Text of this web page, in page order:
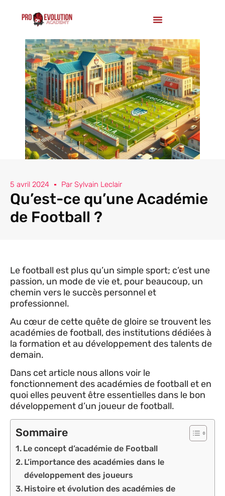
5 avril 2024 Par Sylvain Leclair
Qu’est-ce qu’une Académie
de Football ?
Le football est plus qu’un simple sport; c’est une
passion, un mode de vie et, pour beaucoup, un
chemin vers le succès personnel et
professionnel.
Au cœur de cette quête de gloire se trouvent les
académies de football, des institutions dédiées à
la formation et au développement des talents de
demain.
Dans cet article nous allons voir le
fonctionnement des académies de football et en
quoi elles peuvent être essentielles dans le bon
développement d’un joueur de football.
Sommaire
Le concept d’académie de Football
L’importance des académies dans le
développement des joueurs
Histoire et évolution des académies de